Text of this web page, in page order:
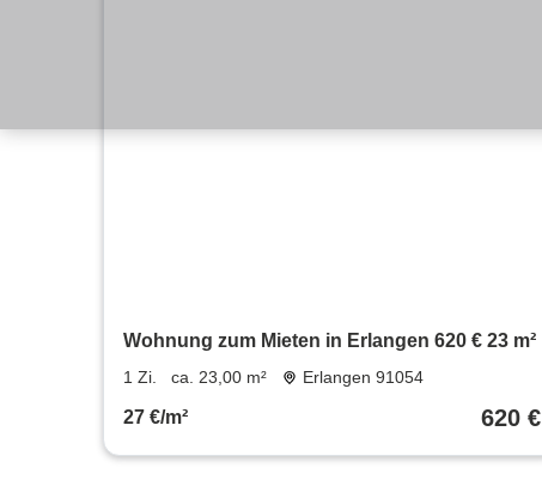
Wohnung zum Mieten in Erlangen 620 € 23 m²
1 Zi. ca. 23,00 m² Erlangen 91054
27 €/m² 620 €